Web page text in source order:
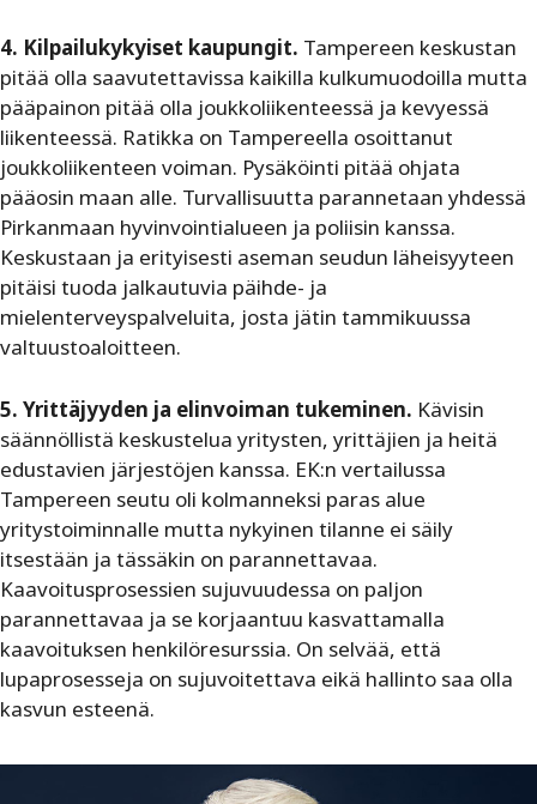
4. Kilpailukykyiset kaupungit. Tampereen keskustan
pitää olla saavutettavissa kaikilla kulkumuodoilla mutta
pääpainon pitää olla joukkoliikenteessä ja kevyessä
liikenteessä. Ratikka on Tampereella osoittanut
joukkoliikenteen voiman. Pysäköinti pitää ohjata
pääosin maan alle. Turvallisuutta parannetaan yhdessä
Pirkanmaan hyvinvointialueen ja poliisin kanssa.
Keskustaan ja erityisesti aseman seudun läheisyyteen
pitäisi tuoda jalkautuvia päihde- ja
mielenterveyspalveluita, josta jätin tammikuussa
valtuustoaloitteen.
5. Yrittäjyyden ja elinvoiman tukeminen. Kävisin
säännöllistä keskustelua yritysten, yrittäjien ja heitä
edustavien järjestöjen kanssa. EK:n vertailussa
Tampereen seutu oli kolmanneksi paras alue
yritystoiminnalle mutta nykyinen tilanne ei säily
itsestään ja tässäkin on parannettavaa.
Kaavoitusprosessien sujuvuudessa on paljon
parannettavaa ja se korjaantuu kasvattamalla
kaavoituksen henkilöresurssia. On selvää, että
lupaprosesseja on sujuvoitettava eikä hallinto saa olla
kasvun esteenä.